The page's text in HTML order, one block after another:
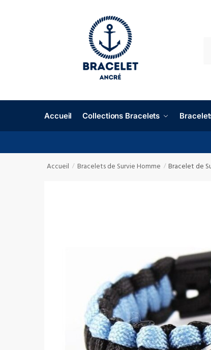
Accueil Collections Bracelets
Accueil / Bracelets de Survie Homme / Bracelet de